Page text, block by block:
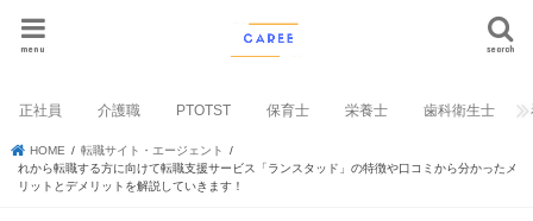
search
menu
正社員 介護職 PTOTST 保育士 栄養士 歯科衛生士
HOME
転職サイト・エージェント
れから転職する方に向けて転職支援サービス「ランスタッド」の特徴や口コミから分かったメ
リットとデメリットを解説していきます！